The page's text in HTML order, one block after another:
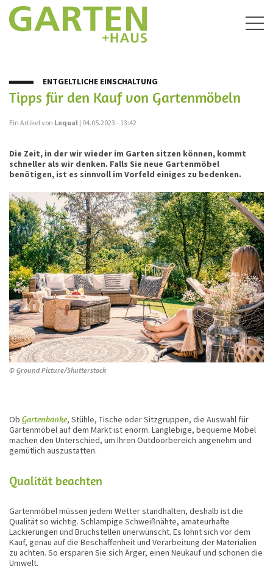
ENTGELTLICHE EINSCHALTUNG
Tipps für den Kauf von Gartenmöbeln
Ein Artikel von Lequal | 04.05.2023 - 13:42
Die Zeit, in der wir wieder im Garten sitzen können, kommt
schneller als wir denken. Falls Sie neue Gartenmöbel
benötigen, ist es sinnvoll im Vorfeld einiges zu bedenken.
© Ground Picture/Shutterstock
Ob Gartenbänke, Stühle, Tische oder Sitzgruppen, die Auswahl für
Gartenmöbel auf dem Markt ist enorm. Langlebige, bequeme Möbel
machen den Unterschied, um Ihren Outdoorbereich angenehm und
gemütlich auszustatten.
Qualität beachten
Gartenmöbel müssen jedem Wetter standhalten, deshalb ist die
Qualität so wichtig. Schlampige Schweißnähte, amateurhafte
Lackierungen und Bruchstellen unerwünscht. Es lohnt sich vor dem
Kauf, genau auf die Beschaffenheit und Verarbeitung der Materialien
zu achten. So ersparen Sie sich Ärger, einen Neukauf und schonen die
Umwelt.